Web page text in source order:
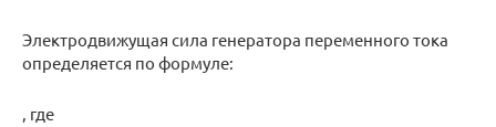
Электродвижущая сила генератора переменного тока
определяется по формуле:
, где